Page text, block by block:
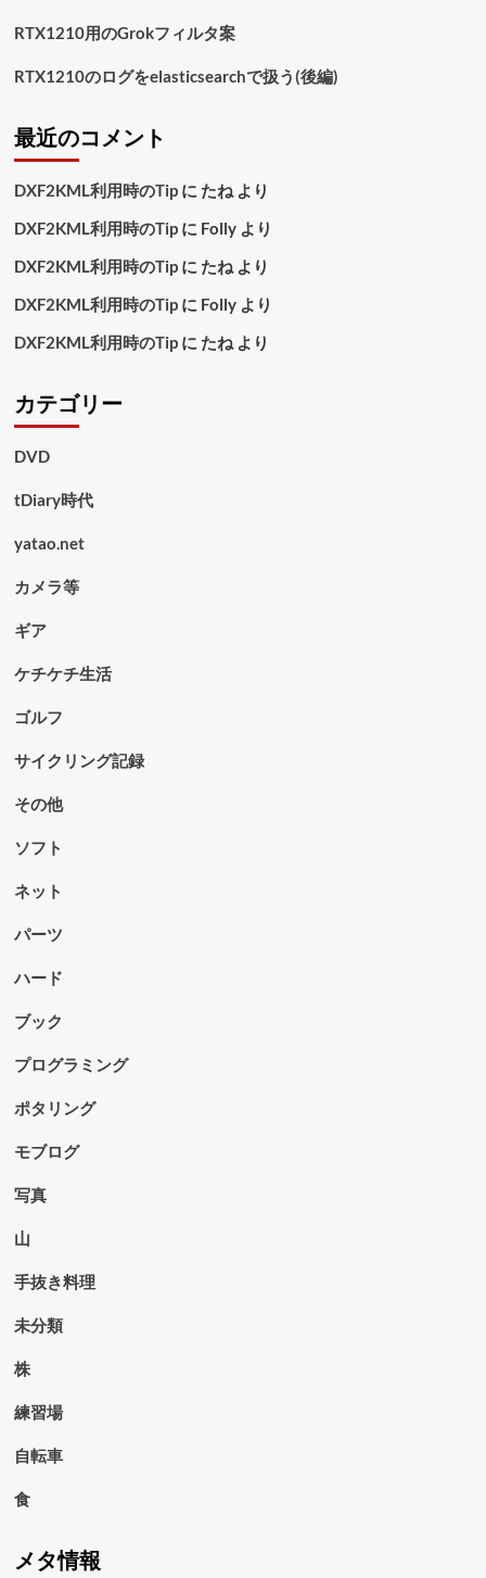
RTX1210用のGrokフィルタ案
RTX1210のログをelasticsearchで扱う(後編)
最近のコメント
DXF2KML利用時のTipに たねより
DXF2KML利用時のTipに Follyより
DXF2KML利用時のTipに たねより
DXF2KML利用時のTipに Follyより
DXF2KML利用時のTipに たねより
カテゴリー
DVD
tDiary時代
yatao.net
カメラ等
ギア
ケチケチ生活
ゴルフ
サイクリング記録
その他
ソフト
ネット
パーツ
ハード
ブック
プログラミング
ポタリング
モブログ
写真
山
手抜き料理
未分類
株
練習場
自転車
食
メタ情報